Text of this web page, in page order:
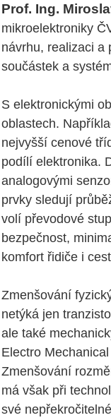
Prof. Ing.
mikroelektroniky
návrhu, realizaci a
součástek a
S elektronickými
oblastech.
nejvyšší cenové
podílí elektronika.
analogovými
prvky sledují
volí převodové
bezpečnost,
komfort řidiče i
Zmenšování
netýká jen
ale také
Electro
Zmenšování
má však při
své